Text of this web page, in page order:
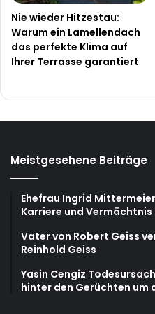
Nie wieder Hitzestau:
Warum ein Lamellendach
das perfekte Klima auf
Ihrer Terrasse garantiert
Meistgesehene Beiträge
Ehefrau Ingrid
Karriere und Vermächtnis
Vater von Robert Geiss
Reinhold Geiss
Yasin Cengiz
hinter den Gerüchten um